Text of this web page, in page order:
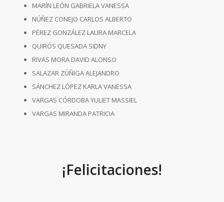
MARÍN LEÓN GABRIELA VANESSA
NÚÑEZ CONEJO CARLOS ALBERTO
PÉREZ GONZÁLEZ LAURA MARCELA
QUIRÓS QUESADA SIDNY
RIVAS MORA DAVID ALONSO
SALAZAR ZÚÑIGA ALEJANDRO
SÁNCHEZ LÓPEZ KARLA VANESSA
VARGAS CÓRDOBA YULIET MASSIEL
VARGAS MIRANDA PATRICIA
¡Felicitaciones!